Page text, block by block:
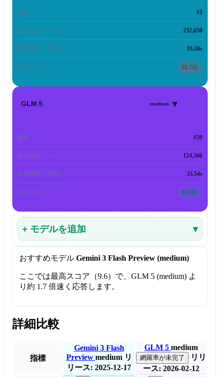
順位 #3
合計出力トークン 232,650
応答時間（平均） 19.20s
合計コスト $0.742
GLM 5 medium ▾
順位 #59
合計出力トークン 124,566
応答時間（平均） 33.54s
合計コスト $0.307
+ モデルを追加 ▾
おすすめモデル Gemini 3 Flash Preview (medium)
ここでは最高スコア（9.6）で、GLM 5 (medium) よ
り約 1.7 倍速く応答します。
詳細比較
指標
Gemini 3 Flash
Preview medium リ
リース: 2025-12-17
GLM 5 medium
網羅率が未完了
リリ
ース: 2026-02-12